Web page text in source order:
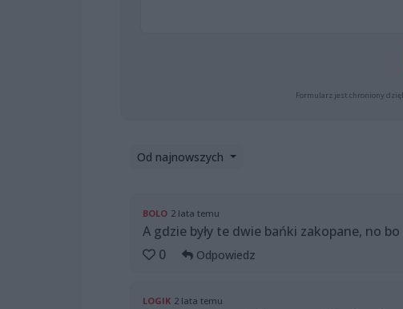
Formularz jest chroniony
Od najnowszych
BOLO 2 lata temu
A gdzie były te dwie bańki zakopane, no
0
Odpowiedz
LOGIK 2 lata temu